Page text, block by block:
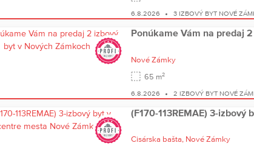
6.8.2026 3 IZBOVÝ BYT NOVÉ
Ponúkame Vám na predaj
Nové Zámky
65 m2
6.8.2026 2 IZBOVÝ BYT NOVÉ
(F170-113REMAE) 3-
Cisárska bašta, Nové Zámky